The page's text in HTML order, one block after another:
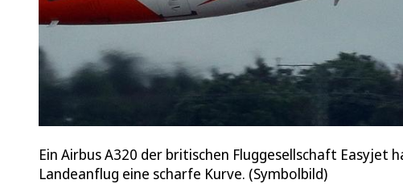
Ein Airbus A320 der britischen Fluggesellschaft
Landeanflug eine scharfe Kurve. (Symbolbild)